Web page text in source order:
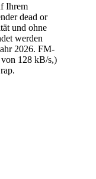
Ihrem
dead or
und ohne
werden
2026. FM-
128 kB/s,)